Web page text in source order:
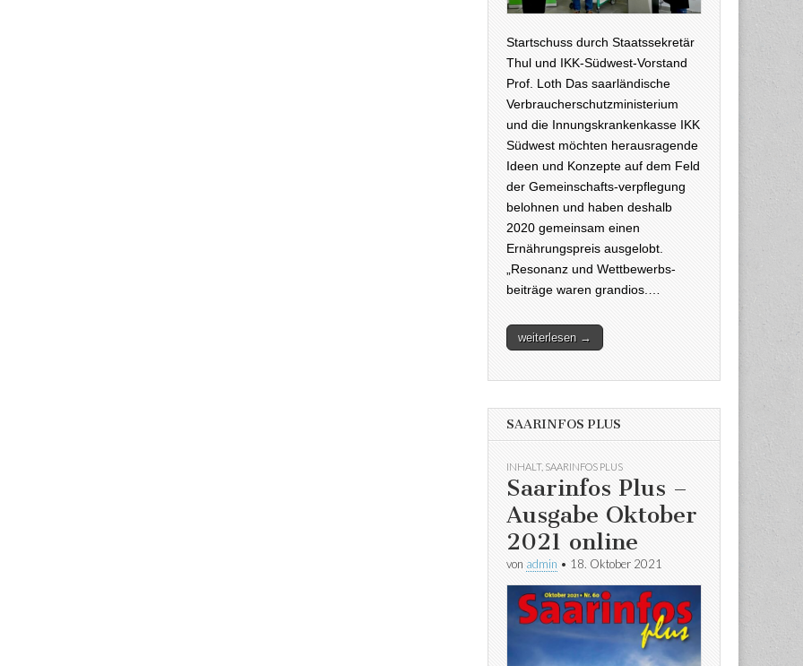
Startschuss durch Staatssekretär
Thul und IKK-Südwest-Vorstand
Prof. Loth Das saarländische
Verbraucherschutzministerium
und die Innungskrankenkasse IKK
Südwest möchten herausragende
Ideen und Konzepte auf dem Feld
der Gemeinschafts-verpflegung
belohnen und haben deshalb
2020 gemeinsam einen
Ernährungspreis ausgelobt.
„Resonanz und Wettbewerbs-
beiträge waren grandios.…
weiterlesen →
SAARINFOS PLUS
INHALT, SAARINFOS PLUS
Saarinfos Plus –
Ausgabe Oktober
2021 online
von admin • 18. Oktober 2021